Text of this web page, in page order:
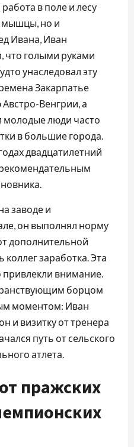
в поле и лесу
мышцы, но и
Ивана, Иван
что голыми руками
унаследовал эту
Закарпатье
Венгрии, а
молодые люди часто
в большие города.
двадцатилетний
заводе и
он выполнял норму
дополнительной
заработка. Эта
привлекли внимание.
борцом
моментом: Иван
и визитку от тренера
путь от сельского
атлета.
пражских